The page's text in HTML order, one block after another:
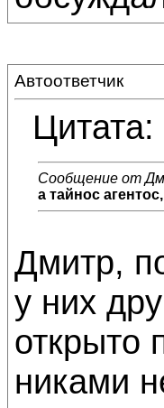
Автоответчик
Цитата:
Сообщение от
а тайнос
Дмитр,
у них
открыто
никами